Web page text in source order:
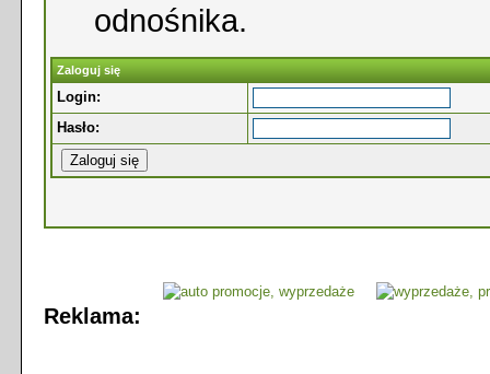
odnośnika.
Zaloguj się
Login:
Hasło:
Reklama: